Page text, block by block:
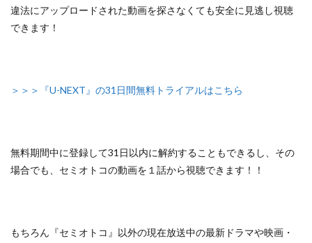
違法にアップロードされた動画を探さなくても安全に見逃し視聴
できます！
＞＞＞『U-NEXT』の31日間無料トライアルはこちら
無料期間中に登録して31日以内に解約することもできるし、 その
場合でも、セミオトコの動画を１話から視聴できます！！
もちろん『セミオトコ』以外の現在放送中の最新ドラマや映画・